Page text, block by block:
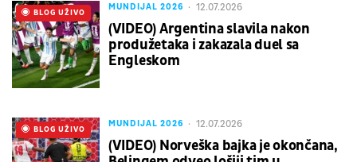
MUNDIJAL 2026 12.07.2026
(VIDEO) Argentina slavila nakon
produžetaka i zakazala duel sa
Engleskom
UŽIVO
BLOG UŽIVO
MUNDIJAL 2026 12.07.2026
(VIDEO) Norveška bajka je okončana,
UŽIVO
BLOG UŽIVO